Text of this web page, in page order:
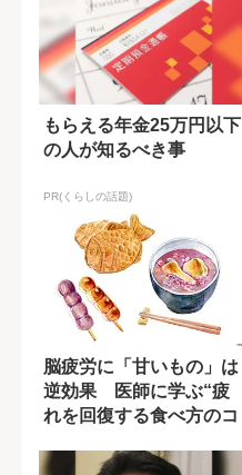
もらえる年金25万円以下
の人が知るべき事
PR(くらしの話題)
脳疲労に「甘いもの」は
逆効果 医師に学ぶ“疲
れを回復する食べ方のコ